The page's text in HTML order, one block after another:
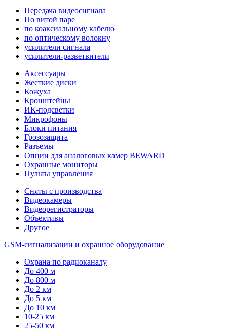
Передача видеосигнала
По витой паре
по коаксиальному кабелю
по оптическому волокну
усилители сигнала
усилители-разветвители
Аксессуары
Жесткие диски
Кожуха
Кронштейны
ИК-подсветки
Микрофоны
Блоки питания
Грозозащита
Разъемы
Опции для аналоговых камер BEWARD
Охранные мониторы
Пульты управления
Сняты с производства
Видеокамеры
Видеорегистраторы
Объективы
Другое
GSM-сигнализации и охранное оборудование
Охрана по радиоканалу
До 400 м
До 800 м
До 2 км
До 5 км
До 10 км
10-25 км
25-50 км